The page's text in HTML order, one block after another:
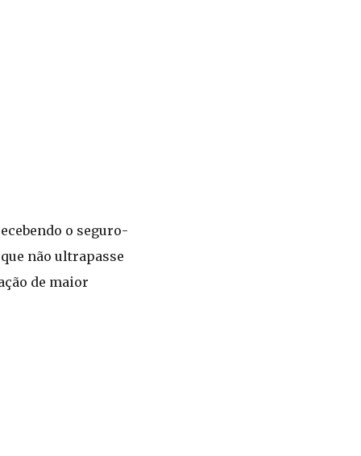
o seguro-
não ultrapasse
de maior